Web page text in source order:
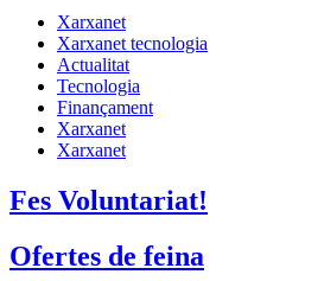
Xarxanet
Xarxanet tecnologia
Actualitat
Tecnologia
Finançament
Xarxanet
Xarxanet
Fes Voluntariat!
Ofertes de feina